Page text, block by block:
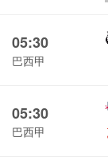
05:30
巴西甲
05:30
巴西甲